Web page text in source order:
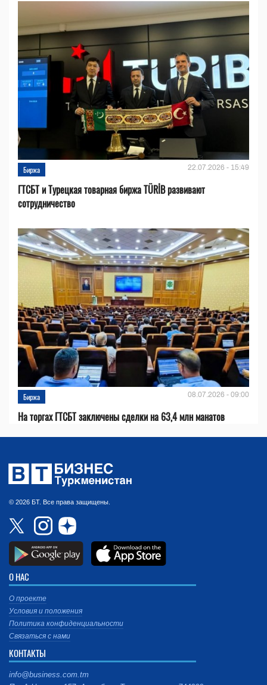
Биржа 22.07.2026 - 15:49
ГТСБТ и Турецкая товарная биржа TÜRİB развивают
сотрудничество
Биржа 08.07.2026 - 09:00
На торгах ГТСБТ заключены сделки на 63,4 млн манатов
© 2026 БТ. Все права защищены.
О НАС
О проекте
Условия и положения
Политика конфиденциальности
Связаться с нами
КОНТАКТЫ
info@business.com.tm